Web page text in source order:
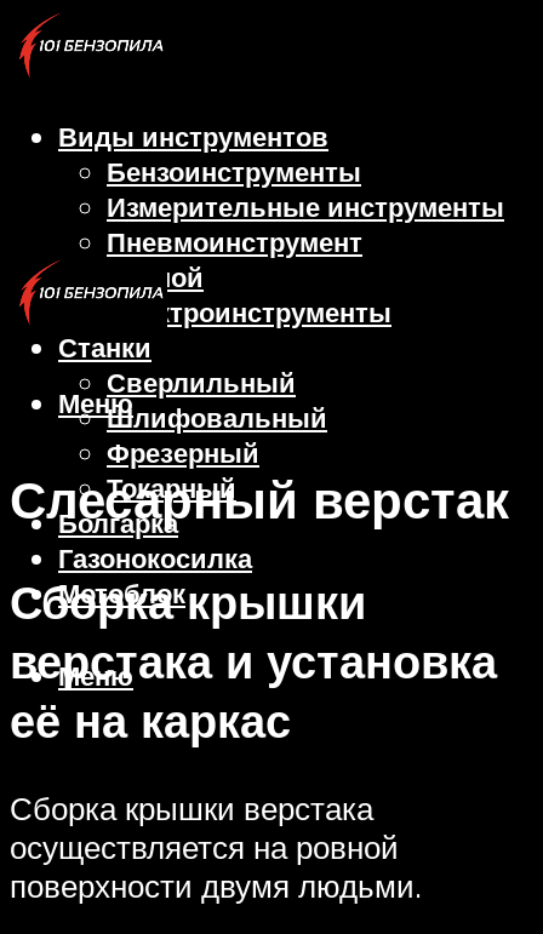
Виды инструментов
Бензоинструменты
Измерительные инструменты
Пневмоинструмент
Ручной
Электроинструменты
Станки
Сверлильный
Шлифовальный
Фрезерный
Токарный
Болгарка
Газонокосилка
Мотоблок
Меню
Меню
Слесарный верстак
Сборка крышки
верстака и установка
её на каркас
Сборка крышки верстака
осуществляется на ровной
поверхности двумя людьми.